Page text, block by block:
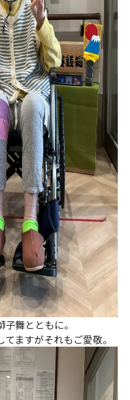
舞とともに。
ますがそれもご愛敬。